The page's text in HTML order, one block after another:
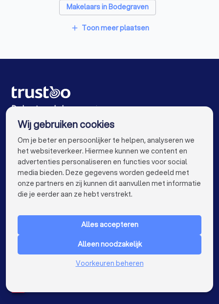
Makelaars in Bodegraven
Makelaars in Nieuw-Vennep
Makelaars in Boskoop
Makelaars in Den Haag
Makelaars in Eindhoven
Makelaars in Tilburg
Makelaars in Groningen
Makelaars in Breda
Makelaars in Nijmegen
Makelaars in Enschede
Makelaars in Haarlem
Makelaars in Arnhem
Makelaars in Amersfoort
Makelaars in Maastricht
Makelaars in Leiden
Makelaars in Dordrecht
Makelaars in Zoetermeer
Makelaars bij jou in de buurt
add Toon meer plaatsen
De beste makelaars voor jou
VOOR PARTICULIEREN keyboard_arrow_down
Nederland
Wij gebruiken cookies
Om je beter en persoonlijker te helpen, analyseren we
het websiteverkeer. Hiermee kunnen we content en
advertenties personaliseren en functies voor social
media bieden. Deze gegevens worden gedeeld met
onze partners en zij kunnen dit aanvullen met informatie
die je eerder aan ze hebt verstrekt.
Alles accepteren
Alleen noodzakelijk
Voorkeuren beheren